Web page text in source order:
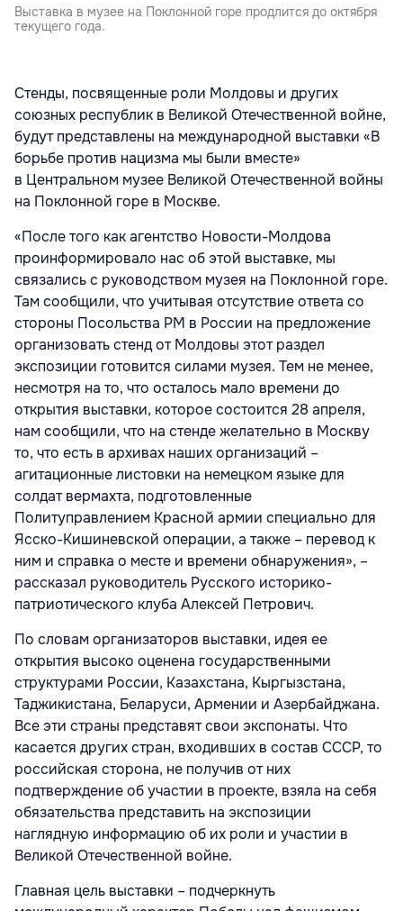
Выставка в музее на Поклонной горе продлится до октября
текущего года.
Стенды, посвященные роли Молдовы и других
союзных республик в Великой Отечественной войне,
будут представлены на международной выставки «В
борьбе против нацизма мы были вместе»
в Центральном музее Великой Отечественной войны
на Поклонной горе в Москве.
«После того как агентство Новости-Молдова
проинформировало нас об этой выставке, мы
связались с руководством музея на Поклонной горе.
Там сообщили, что учитывая отсутствие ответа со
стороны Посольства РМ в России на предложение
организовать стенд от Молдовы этот раздел
экспозиции готовится силами музея. Тем не менее,
несмотря на то, что осталось мало времени до
открытия выставки, которое состоится 28 апреля,
нам сообщили, что на стенде желательно в Москву
то, что есть в архивах наших организаций –
агитационные листовки на немецком языке для
солдат вермахта, подготовленные
Политуправлением Красной армии специально для
Ясско-Кишиневской операции, а также – перевод к
ним и справка о месте и времени обнаружения», –
рассказал руководитель Русского историко-
патриотического клуба Алексей Петрович.
По словам организаторов выставки, идея ее
открытия высоко оценена государственными
структурами России, Казахстана, Кыргызстана,
Таджикистана, Беларуси, Армении и Азербайджана.
Все эти страны представят свои экспонаты. Что
касается других стран, входивших в состав СССР, то
российская сторона, не получив от них
подтверждение об участии в проекте, взяла на себя
обязательства представить на экспозиции
наглядную информацию об их роли и участии в
Великой Отечественной войне.
Главная цель выставки – подчеркнуть